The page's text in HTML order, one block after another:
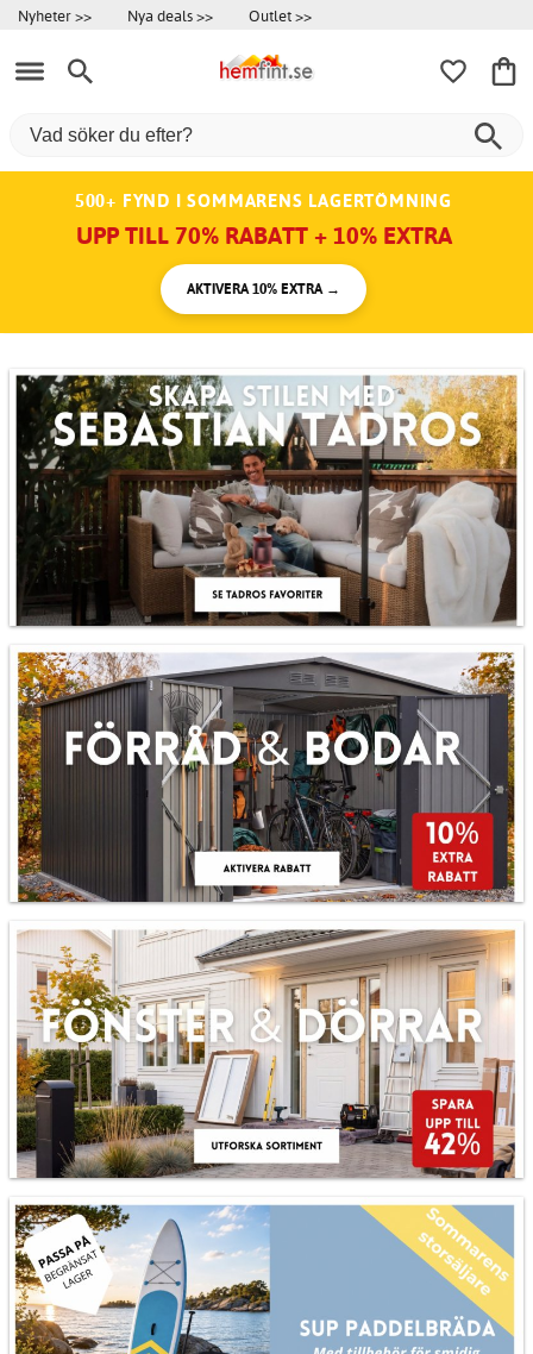
Nyheter >> Nya deals >> Outlet >>
500+ FYND I SOMMARENS LAGERTÖMNING
UPP TILL 70% RABATT + 10% EXTRA
AKTIVERA 10% EXTRA →